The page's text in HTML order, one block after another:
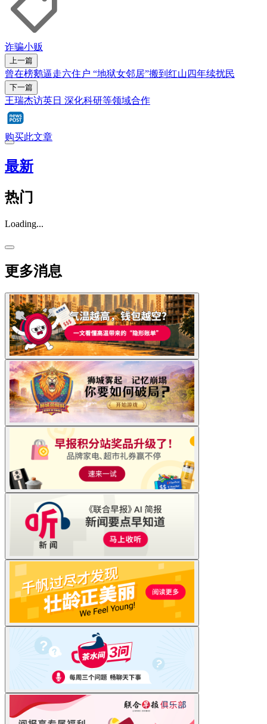
诈骗小贩
上一篇
曾在榜鹅逼走六住户 “地狱女邻居”搬到红山四年续扰民
下一篇
王瑞杰访英日 深化科研等领域合作
购买此文章
最新
热门
Loading...
更多消息